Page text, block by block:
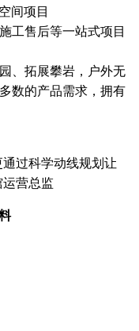
间项目
工售后等一站式项目
、拓展攀岩，户外无
数的产品需求，拥有
过科学动线规划让
营总监